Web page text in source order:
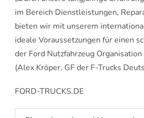
im Bereich Dienstleistungen,
bieten wir mit unserem
ideale Voraussetzungen für einen
der Ford Nutzfahrzeug
(Alex Kröper, GF der F-Trucks
FORD-TRUCKS.DE